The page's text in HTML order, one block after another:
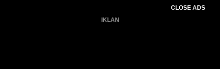
CLOSE ADS
IKLAN